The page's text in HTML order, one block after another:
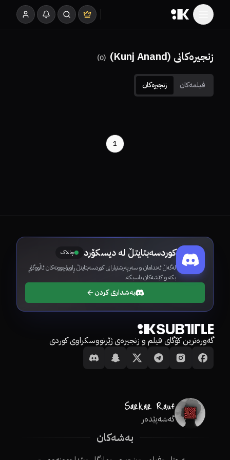
زنجیرەکانی (Kunj Anand) (
0
)
فیلمەکان زنجیرەکان
1
کوردسەبتایتڵ لە دیسکۆرد چالاک
لەگەڵ ئەندامان و سەرپەرشتیارانی کوردسەبتایتڵ ڕاوبۆچوونەکان ئاڵووگۆڕ
بکە و کێشەکان باسبکە.
بەشداری کردن
گەورەترین کۆگای فیلم و زنجیرەی ژێرنووسکراوی کوردی
گەشەپێدەر
بەشەکان